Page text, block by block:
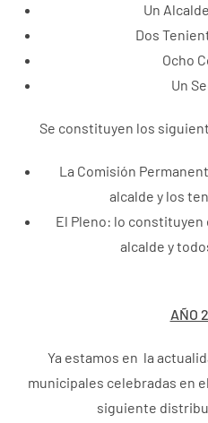
Un
Dos
Ocho
Un
Se constituyen los
La Comisión
alcalde y los
El Pleno: lo
alcalde y
AÑO
Ya estamos en la
municipales celebradas en
siguiente